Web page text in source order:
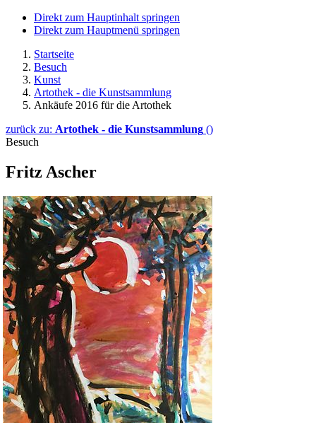
Direkt zum Hauptinhalt springen
Direkt zum Hauptmenü springen
Startseite
Besuch
Kunst
Artothek - die Kunstsammlung
Ankäufe 2016 für die Artothek
zurück zu: Artothek - die Kunstsammlung ()
Besuch
Fritz Ascher